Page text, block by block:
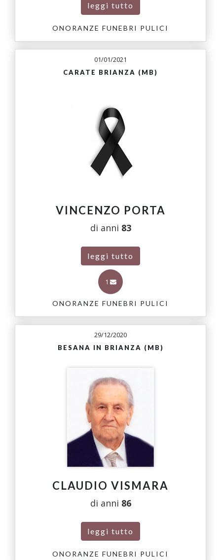
leggi tutto
ONORANZE FUNEBRI PULICI
01/01/2021
CARATE BRIANZA (MB)
VINCENZO PORTA
di anni 83
leggi tutto
1
ONORANZE FUNEBRI PULICI
29/12/2020
BESANA IN BRIANZA (MB)
CLAUDIO VISMARA
di anni 86
leggi tutto
ONORANZE FUNEBRI PULICI